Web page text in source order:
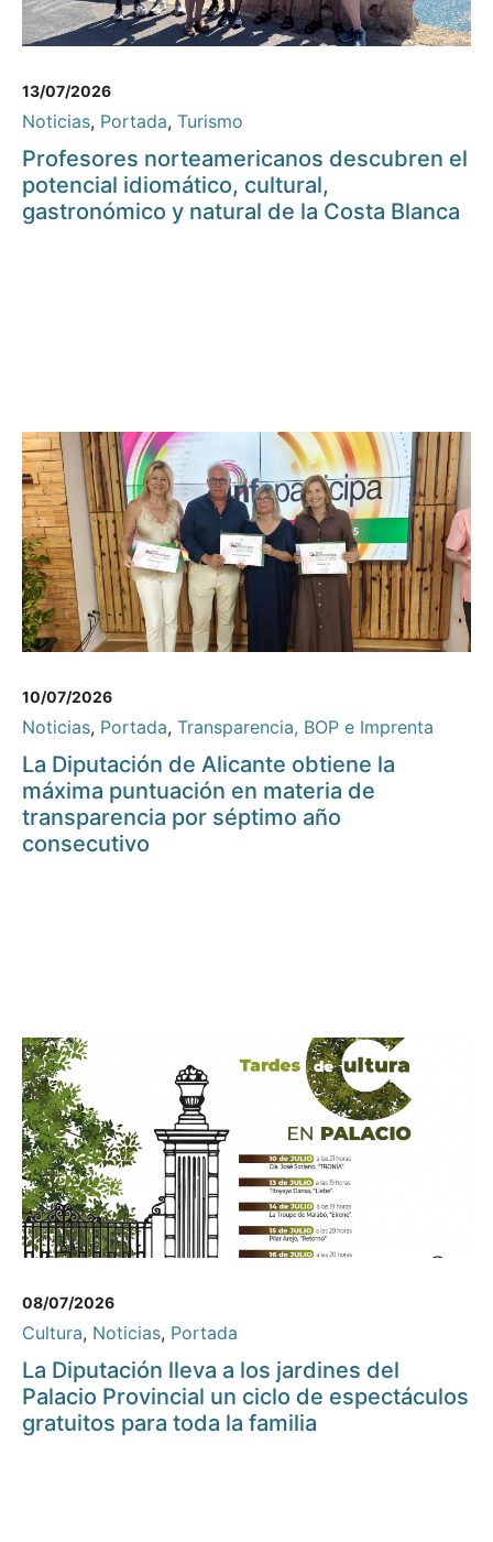
13/07/2026
Noticias, Portada, Turismo
Profesores norteamericanos descubren el
potencial idiomático, cultural,
gastronómico y natural de la Costa Blanca
10/07/2026
Noticias, Portada, Transparencia, BOP e Imprenta
La Diputación de Alicante obtiene la
máxima puntuación en materia de
transparencia por séptimo año
consecutivo
08/07/2026
Cultura, Noticias, Portada
La Diputación lleva a los jardines del
Palacio Provincial un ciclo de espectáculos
gratuitos para toda la familia